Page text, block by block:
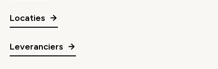
Locaties
Leveranciers